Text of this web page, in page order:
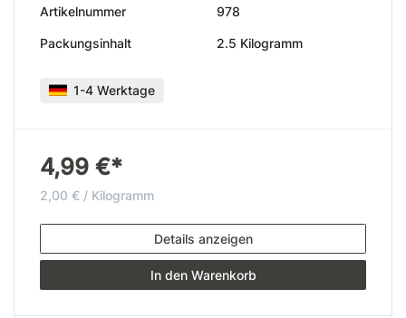
Artikelnummer 978
Packungsinhalt 2.5 Kilogramm
1-4 Werktage
4,99 €*
2,00 € / Kilogramm
Details anzeigen
In den Warenkorb